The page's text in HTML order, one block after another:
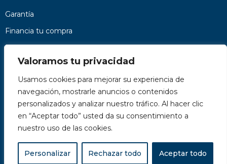
Valoramos tu privacidad
Usamos cookies para mejorar su experiencia de
navegación, mostrarle anuncios o contenidos
personalizados y analizar nuestro tráfico. Al hacer clic
en “Aceptar todo” usted da su consentimiento a
nuestro uso de las cookies.
Personalizar Rechazar todo Aceptar todo
Garantía
Financia tu compra
Preguntas frecuentes
Nosotros
Contacto
Páginas legales
Kit Digital